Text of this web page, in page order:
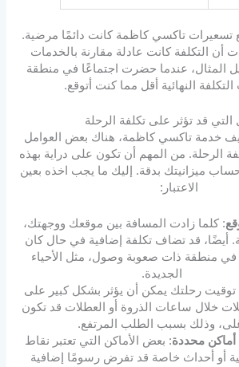
تسعيرات تاكسي كاظمة كانت دائمًا مرضية.
أن التكلفة كانت عادلة مقارنة بالخدمات
المثال، عندما حضرت اجتماعًا في منطقة
التكلفة النهائية أقل مما كنت أتوقع.
التي قد تؤثر على تكلفة الرحلة
خدمة تاكسي كاظمة، هناك بعض العوامل
الرحلة. من المهم أن تكون على دراية بهذه
ميزانيتك بدقة. إليك ما يجب اخذه بعين
الاعتبار:
: كلما زادت المسافة بين موقعك ووجهتك،
أيضًا، قد تضاف تكلفة إضافية في حال كان
في منطقة ذات صعوبة وصول، مثل الأحياء
الجديدة.
توقيت رحلتك يمكن أن يؤثر بشكل كبير على
خلال ساعات الذروة أو العطلات قد تكون
وذلك بسبب الطلب المرتفع.
أماكن محددة: بعض الأماكن التي تعتبر نقاط
أو أحداث خاصة قد تفرض رسومًا إضافية